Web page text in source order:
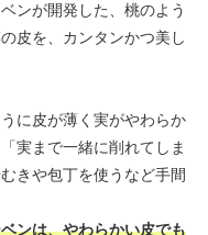
ンが開発した、桃のよう
皮を、カンタンかつ美し
に皮が薄く実がやわらか
実まで一緒に削れてしま
きや包丁を使うなど手間
ンは、やわらかい皮でも